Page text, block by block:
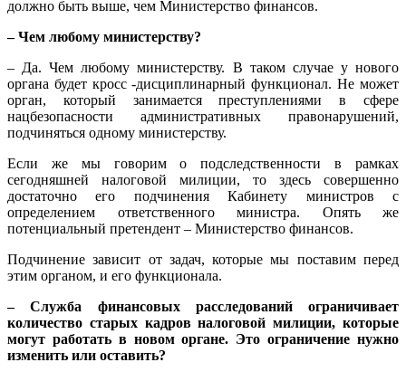
должно быть выше, чем Министерство финансов.
– Чем любому министерству?
– Да. Чем любому министерству. В таком случае у нового
органа будет кросс -дисциплинарный функционал. Не может
орган, который занимается преступлениями в сфере
нацбезопасности административных правонарушений,
подчиняться одному министерству.
Если же мы говорим о подследственности в рамках
сегодняшней налоговой милиции, то здесь совершенно
достаточно его подчинения Кабинету министров с
определением ответственного министра. Опять же
потенциальный претендент – Министерство финансов.
Подчинение зависит от задач, которые мы поставим перед
этим органом, и его функционала.
– Служба финансовых расследований ограничивает
количество старых кадров налоговой милиции, которые
могут работать в новом органе. Это ограничение нужно
изменить или оставить?